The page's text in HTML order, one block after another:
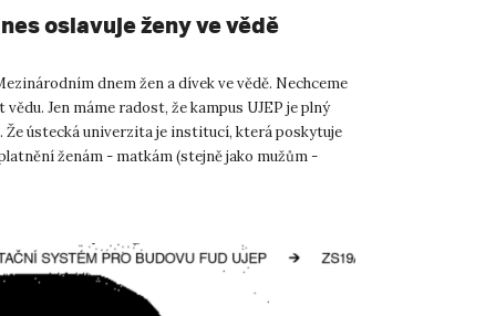
oslavuje ženy ve vědě
dnem žen a dívek ve vědě. Nechceme
vědu. Jen máme radost, že kampus UJEP je plný
Že ústecká univerzita je institucí, která poskytuje
ženám - matkám (stejně jako mužům -